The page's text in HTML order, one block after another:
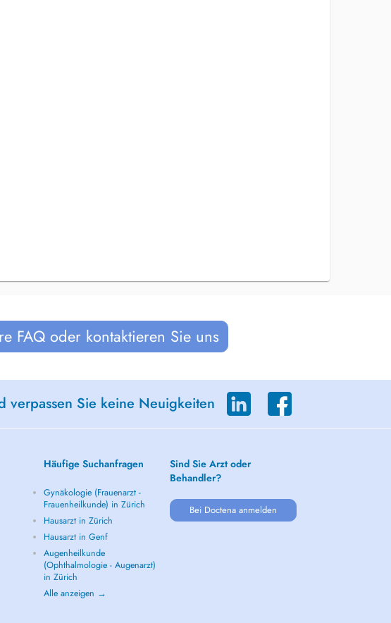
FAQ oder kontaktieren Sie uns
verpassen Sie keine Neuigkeiten
Häufige Suchanfragen
Gynäkologie (Frauenarzt -
Frauenheilkunde) in Zürich
Hausarzt in Zürich
Hausarzt in Genf
Augenheilkunde
(Ophthalmologie - Augenarzt)
in Zürich
Alle anzeigen →
Sind Sie Arzt oder
Behandler?
Bei Doctena anmelden